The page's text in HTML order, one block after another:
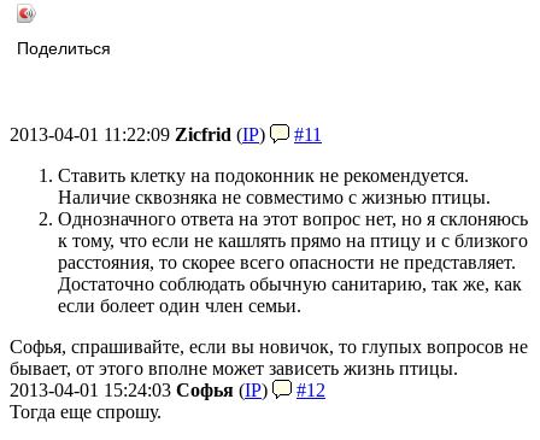
Поделиться
2013-04-01 11:22:09 Zicfrid (IP)
#11
Ставить клетку на подоконник не рекомендуется.
Наличие сквозняка не совместимо с жизнью птицы.
Однозначного ответа на этот вопрос нет, но я склоняюсь
к тому, что если не кашлять прямо на птицу и с близкого
расстояния, то скорее всего опасности не представляет.
Достаточно соблюдать обычную санитарию, так же, как
если болеет один член семьи.
Софья, спрашивайте, если вы новичок, то глупых вопросов не
бывает, от этого вполне может зависеть жизнь птицы.
2013-04-01 15:24:03 Софья (IP)
#12
Тогда еще спрошу.